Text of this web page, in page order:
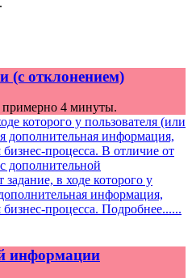
(с отклонением)
примерно 4 минуты.
которого у пользователя (или
дополнительная информация,
процесса. В отличие от
дополнительной
в ходе которого у
информация,
процесса. Подробнее......
информации